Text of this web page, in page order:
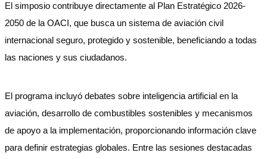
El simposio contribuye directamente al Plan Estratégico 2026-
2050 de la OACI, que busca un sistema de aviación civil
internacional seguro, protegido y sostenible, beneficiando a todas
las naciones y sus ciudadanos.
El programa incluyó debates sobre inteligencia artificial en la
aviación, desarrollo de combustibles sostenibles y mecanismos
de apoyo a la implementación, proporcionando información clave
para definir estrategias globales. Entre las sesiones destacadas